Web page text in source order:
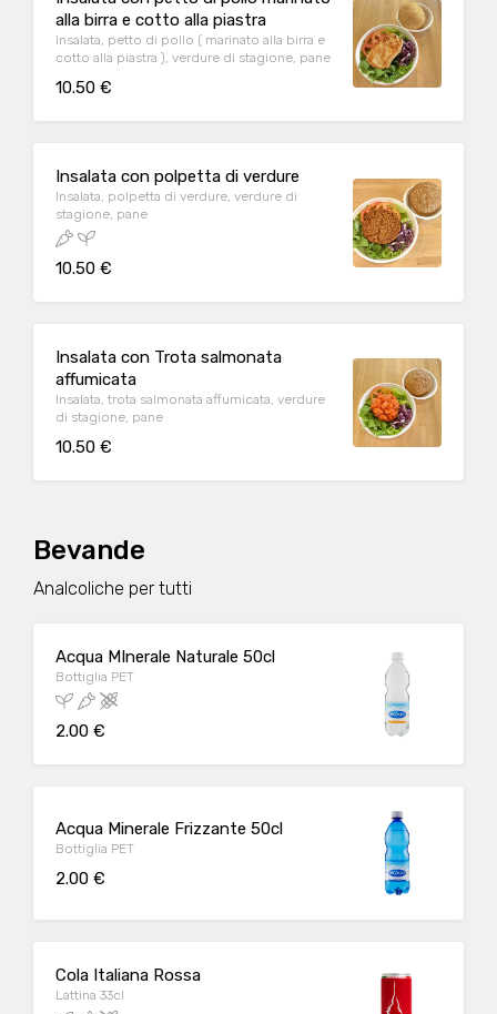
alla birra e cotto alla piastra
Insalata, petto di pollo ( marinato alla birra e
cotto alla piastra ), verdure di stagione, pane
10.50 €
Insalata con polpetta di verdure
Insalata, polpetta di verdure, verdure di
stagione, pane
10.50 €
Insalata con Trota salmonata
affumicata
Insalata, trota salmonata affumicata, verdure
di stagione, pane
10.50 €
Bevande
Analcoliche per tutti
Acqua MInerale Naturale 50cl
Bottiglia PET
2.00 €
Acqua Minerale Frizzante 50cl
Bottiglia PET
2.00 €
Cola Italiana Rossa
Lattina 33cl